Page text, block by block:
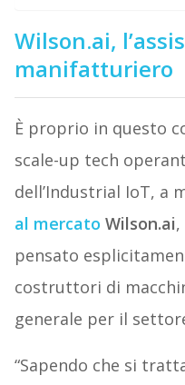
Wilson.ai,
manifatturiero
È proprio in questo
scale-up tech
dell’Industrial IoT, a
al mercato Wilson.ai
pensato
costruttori di
generale per il
“Sapendo che si